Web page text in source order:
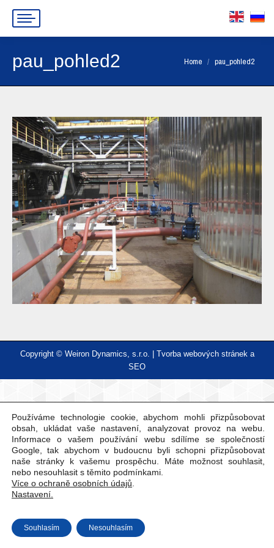
pau_pohled2 You are here:
Home pau_pohled2
Copyright © Weiron Dynamics, s.r.o. | Tvorba webových stráneka
SEO
Používáme technologie cookie, abychom mohli přizpůsobovat
obsah, ukládat vaše nastavení, analyzovat provoz na webu.
Informace o vašem používání webu sdílíme se společností
Google, tak abychom v budoucnu byli schopni přizpůsobovat
naše stránky k vašemu prospěchu. Máte možnost souhlasit,
nebo nesouhlasit s těmito podmínkami.
Více o ochraně osobních údajů
Nastavení.
Souhlasím Nesouhlasím